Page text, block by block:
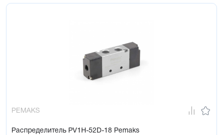
PEMAKS
Распределитель PV1H-52D-18 Pemaks